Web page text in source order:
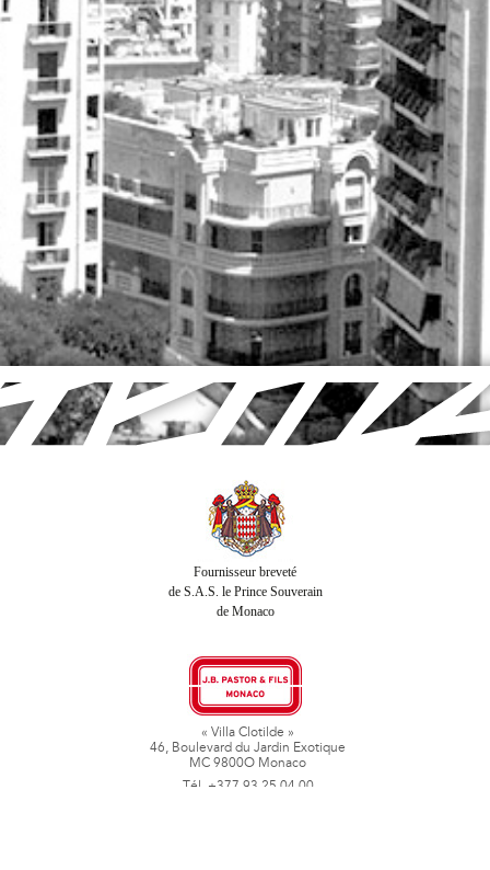
Fournisseur breveté
de S.A.S. le Prince Souverain
de Monaco
« Villa Clotilde »
46, Boulevard du Jardin Exotique
MC 9800O Monaco
Tél. +377 93 25 04 00